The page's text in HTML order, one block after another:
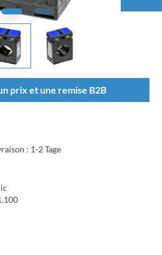
prix et une remise B2B
: 1-2 Tage